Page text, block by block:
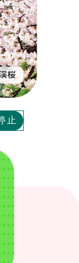
桜
止